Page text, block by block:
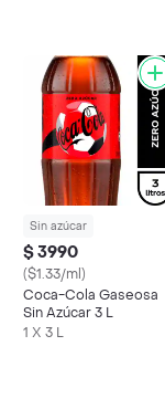
Sin azúcar
$ 3990
($1.33/ml)
Coca-Cola Gaseosa
Sin Azúcar 3 L
1 X 3 L